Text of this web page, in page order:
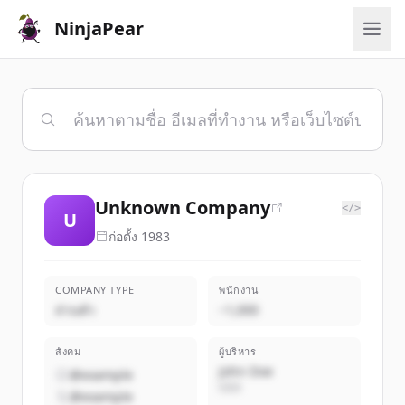
NinjaPear
U
Unknown Company </>
ก่อตั้ง 1983
COMPANY TYPE
ส่วนตัว
พนักงาน
~1,000
สังคม
@example
@example
ผู้บริหาร
John Doe